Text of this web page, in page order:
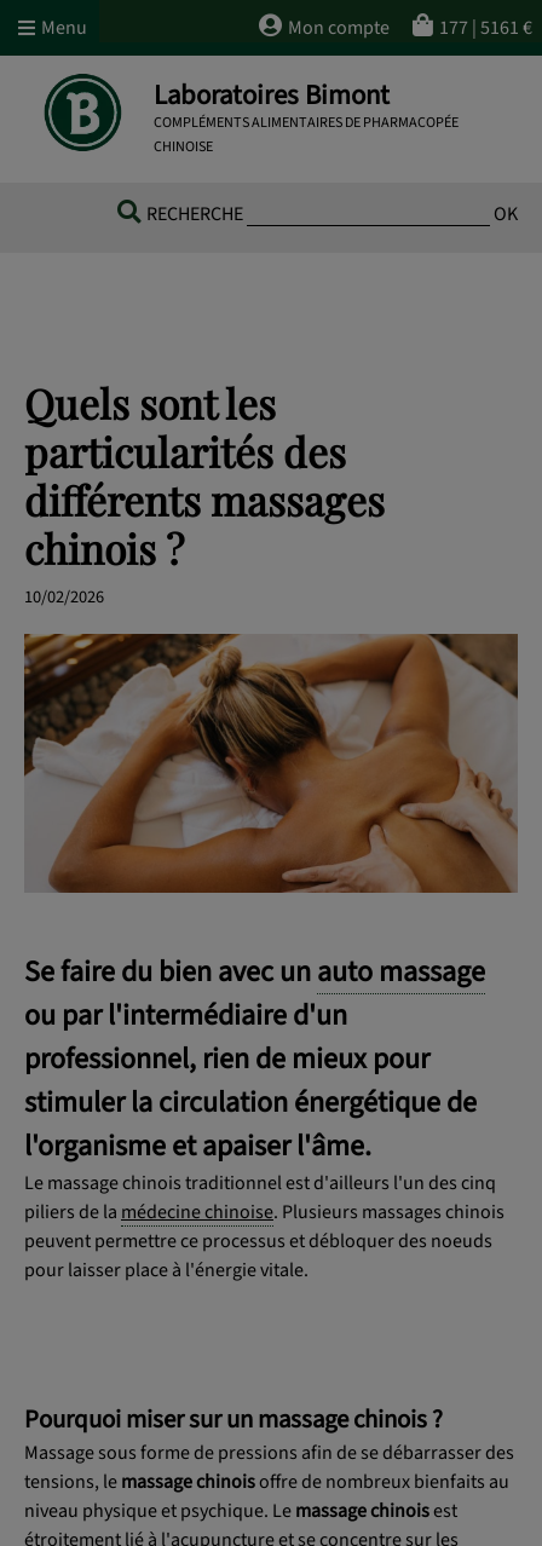
Laboratoires Bimont
COMPLÉMENTS ALIMENTAIRES DE PHARMACOPÉE
CHINOISE
RECHERCHE OK
Quels sont les
particularités des
différents massages
chinois ?
10/02/2026
Se faire du bien avec unauto massage
ou par l'intermédiaire d'un
professionnel, rien de mieux pour
stimuler la circulation énergétique de
l'organisme et apaiser l'âme.
Le massage chinois traditionnel est d'ailleurs l'un des cinq
piliers de la médecine chinoise. Plusieurs massages chinois
peuvent permettre ce processus et débloquer des noeuds
pour laisser place à l'énergie vitale.
Pourquoi miser sur un massage chinois ?
Massage sous forme de pressions afin de se débarrasser des
tensions, lemassage chinoisoffre de nombreux bienfaits au
niveau physique et psychique. Lemassage chinoisest
étroitement lié à l'acupuncture et se concentre sur les
Menu
OK
Mon compte 177|5161€